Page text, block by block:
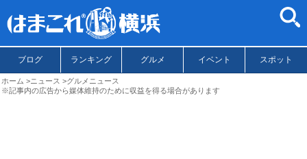
ブログ ランキング グルメ イベント スポット
ホーム ニュース
グルメニュース
※記事内の広告から媒体維持のために収益を得る場合があります